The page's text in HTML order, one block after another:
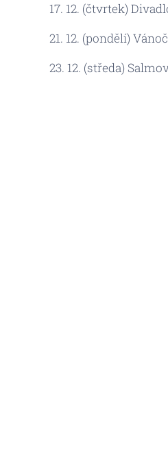
17. 12. (čtvrtek)
21. 12. (pondělí)
23. 12. (středa)